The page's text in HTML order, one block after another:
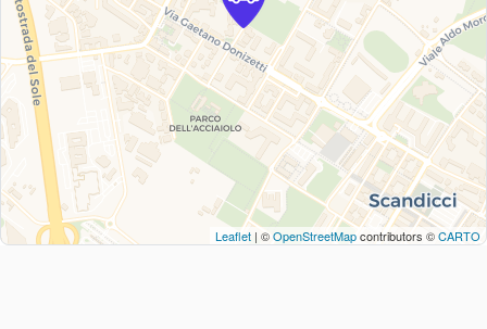
Leaflet | ©OpenStreetMapcontributors ©CARTO